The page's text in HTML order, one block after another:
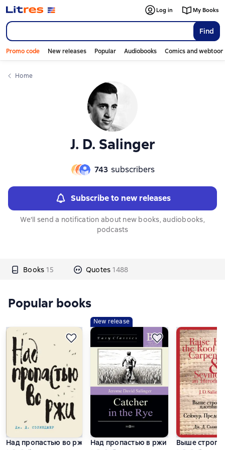
Find
Log in My Books
Promo code New releases Popular Audiobooks Comics and
Home
J. D. Salinger
743 subscribers
Subscribe to new releases
We'll send a notification about new books, audiobooks,
podcasts
Books 15 Quotes 1488
Слайдер с книгами
Popular books
Над пропастью во ржи
New release
Над пропастью в ржи / Catcher in the
Выше